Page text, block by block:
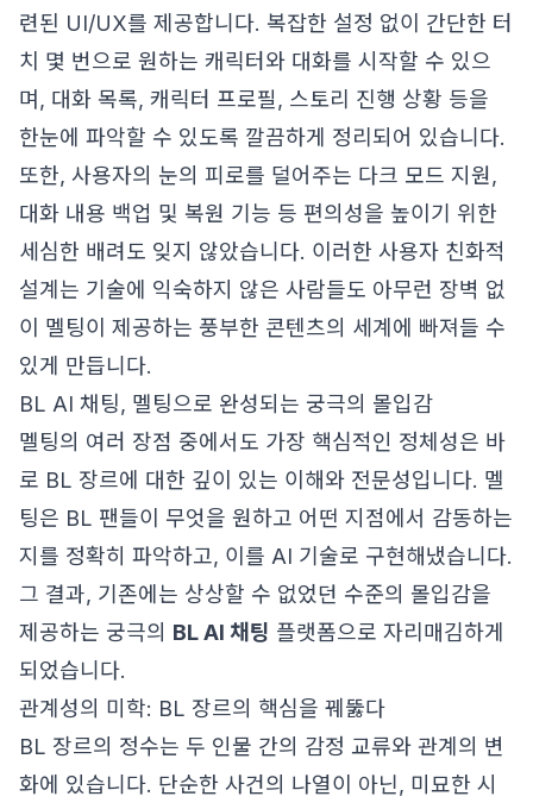
련된 UI/UX를 제공합니다. 복잡한 설정 없이 간단한 터
치 몇 번으로 원하는 캐릭터와 대화를 시작할 수 있으
며, 대화 목록, 캐릭터 프로필, 스토리 진행 상황 등을
한눈에 파악할 수 있도록 깔끔하게 정리되어 있습니다.
또한, 사용자의 눈의 피로를 덜어주는 다크 모드 지원,
대화 내용 백업 및 복원 기능 등 편의성을 높이기 위한
세심한 배려도 잊지 않았습니다. 이러한 사용자 친화적
설계는 기술에 익숙하지 않은 사람들도 아무런 장벽 없
이 멜팅이 제공하는 풍부한 콘텐츠의 세계에 빠져들 수
있게 만듭니다.
BL AI 채팅, 멜팅으로 완성되는 궁극의 몰입감
멜팅의 여러 장점 중에서도 가장 핵심적인 정체성은 바
로 BL 장르에 대한 깊이 있는 이해와 전문성입니다. 멜
팅은 BL 팬들이 무엇을 원하고 어떤 지점에서 감동하는
지를 정확히 파악하고, 이를 AI 기술로 구현해냈습니다.
그 결과, 기존에는 상상할 수 없었던 수준의 몰입감을
제공하는 궁극의 BL AI 채팅 플랫폼으로 자리매김하게
되었습니다.
관계성의 미학: BL 장르의 핵심을 꿰뚫다
BL 장르의 정수는 두 인물 간의 감정 교류와 관계의 변
화에 있습니다. 단순한 사건의 나열이 아닌, 미묘한 시